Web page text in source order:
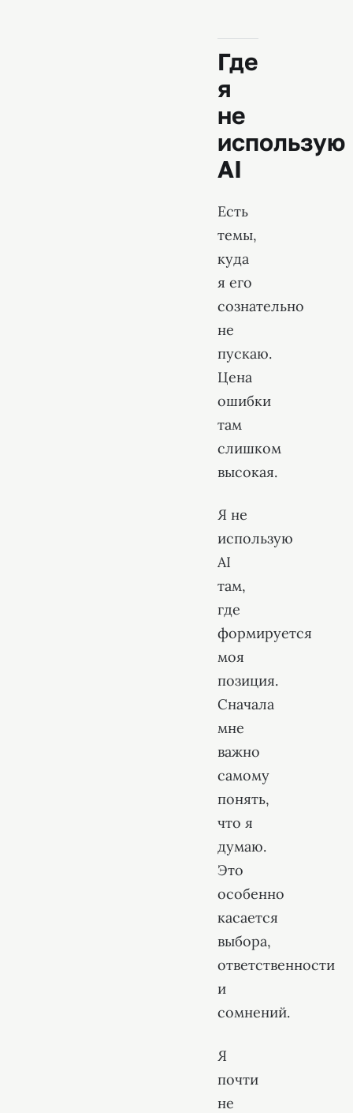
Где
я
не
использую
AI
Есть
темы,
куда
я его
сознательно
не
пускаю.
Цена
ошибки
там
слишком
высокая.
Я не
использую
AI
там,
где
формируется
моя
позиция.
Сначала
мне
важно
самому
понять,
что я
думаю.
Это
особенно
касается
выбора,
ответственности
и
сомнений.
Я
почти
не